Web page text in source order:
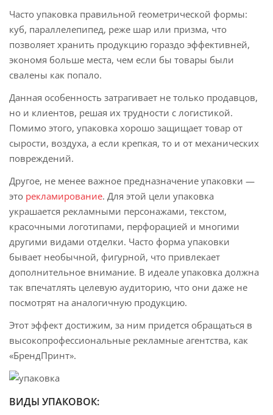
Часто упаковка правильной геометрической формы:
куб, параллелепипед, реже шар или призма, что
позволяет хранить продукцию гораздо эффективней,
экономя больше места, чем если бы товары были
свалены как попало.
Данная особенность затрагивает не только продавцов,
но и клиентов, решая их трудности с логистикой.
Помимо этого, упаковка хорошо защищает товар от
сырости, воздуха, а если крепкая, то и от механических
повреждений.
Другое, не менее важное предназначение упаковки —
это рекламирование. Для этой цели упаковка
украшается рекламными персонажами, текстом,
красочными логотипами, перфорацией и многими
другими видами отделки. Часто форма упаковки
бывает необычной, фигурной, что привлекает
дополнительное внимание. В идеале упаковка должна
так впечатлять целевую аудиторию, что они даже не
посмотрят на аналогичную продукцию.
Этот эффект достижим, за ним придется обращаться в
высокопрофессиональные рекламные агентства, как
«БрендПринт».
ВИДЫ УПАКОВОК: